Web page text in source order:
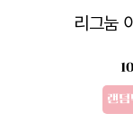
리그눔
랜